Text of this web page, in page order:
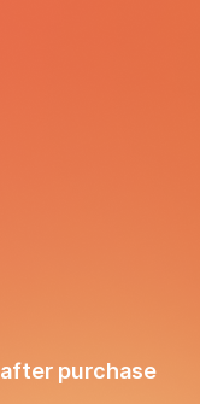
purchase